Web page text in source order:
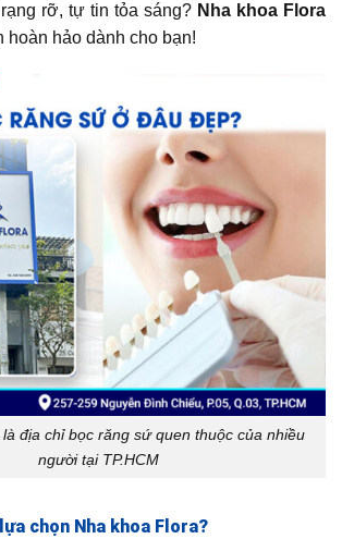
rỡ, tự tin tỏa sáng? Nha khoa Flora
hoàn hảo dành cho bạn!
địa chỉ bọc răng sứ quen thuộc của nhiều
người tại TP.HCM
chọn Nha khoa Flora?